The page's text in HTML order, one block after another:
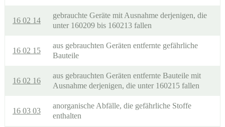
16 02 14
gebrauchte Geräte mit Ausnahme derjenigen, die
unter 160209 bis 160213 fallen
16 02 15
aus gebrauchten Geräten entfernte gefährliche
Bauteile
16 02 16
aus gebrauchten Geräten entfernte Bauteile mit
Ausnahme derjenigen, die unter 160215 fallen
16 03 03
anorganische Abfälle, die gefährliche Stoffe
enthalten